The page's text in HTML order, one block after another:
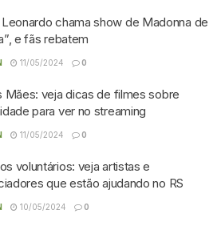
chama show de Madonna de
e fãs rebatem
11/05/2024 0
Mães: veja dicas de filmes sobre
para ver no streaming
11/05/2024 0
voluntários: veja artistas e
que estão ajudando no RS
10/05/2024 0